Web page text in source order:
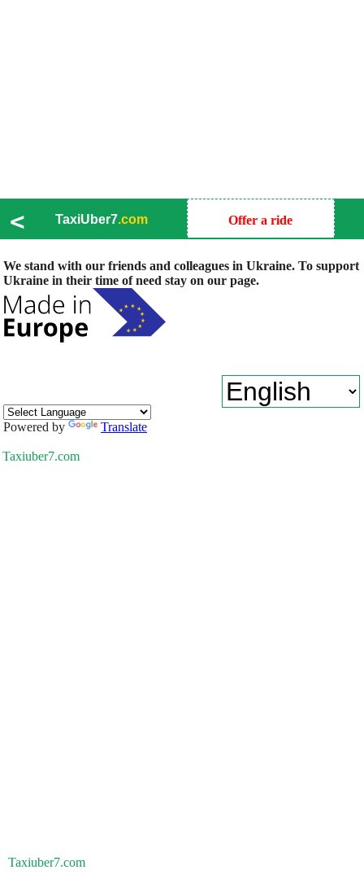
< TaxiUber7.com Offer a ride
We stand with our friends and colleagues in Ukraine. To support
Ukraine in their time of need stay on our page.
Powered by Translate
Taxiuber7.com
Taxiuber7.com